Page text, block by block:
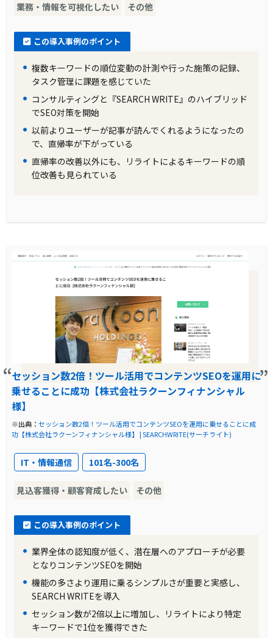
業務・情報を可視化したい その他
この導入事例のポイント
複数キーワードの順位変動の計測や行った施策の記録、
タスク管理に課題を感じていた
コンサルティングと『SEARCH WRITE』のハイブリッド
でSEO対策を開始
以前よりユーザーが記事が読んでくれるようになったの
で、直帰率が下がっている
直帰率の改善以外にも、リライトによるキーワードの順
位改善も見られている
セッション数2倍！ツール活用でコンテンツSEOを運用に
乗せることに成功【株式会社ラクーンフィナンシャル
様】
※出典：セッション数2倍！ツール活用でコンテンツSEOを運用に乗せることに成
功【株式会社ラクーンフィナンシャル様】 | SEARCHWRITE(サーチライト)
IT・情報通信 101名-300名
見込客獲得・顧客育成したい その他
この導入事例のポイント
業界全体の認知度が低く、潜在層へのアプローチが必要
となりコンテンツSEOを開始
機能の多さより運用に乗るシンプルさが重要と実感し、
SEARCH WRITEを導入
セッション数が2倍以上に増加し、リライトにより特定
キーワードで1位を獲得できた